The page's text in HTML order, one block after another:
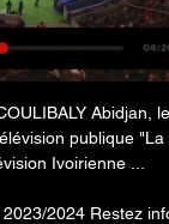
Abidjan,
publique
Ivoirienne ...
2024 Restez